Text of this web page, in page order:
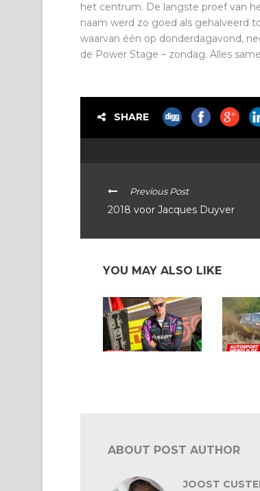
het centrum. De langste proef van
naam werd zo goed als gehalveerd
waarvan één op donderdagavond,
de Power Stage – zondag. Alles
SHARE
Previous Post
2018 voor Jacques Duyver
YOU MAY ALSO LIKE
ABOUT POST AUTHOR
JOOST